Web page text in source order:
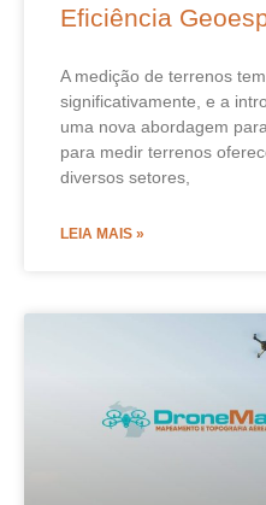
Eficiência
A medição de terrenos
significativamente, e a
uma nova abordagem
para medir terrenos
diversos setores,
LEIA MAIS »